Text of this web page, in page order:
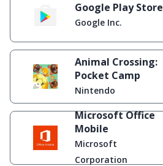
Google Play Store
Google Inc.
Animal Crossing:
Pocket Camp
Nintendo
Microsoft Office
Mobile
Microsoft
Corporation